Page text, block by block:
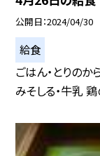
公開日 2024/04/30
給食
ごはん・とりのか
みそしる・牛乳